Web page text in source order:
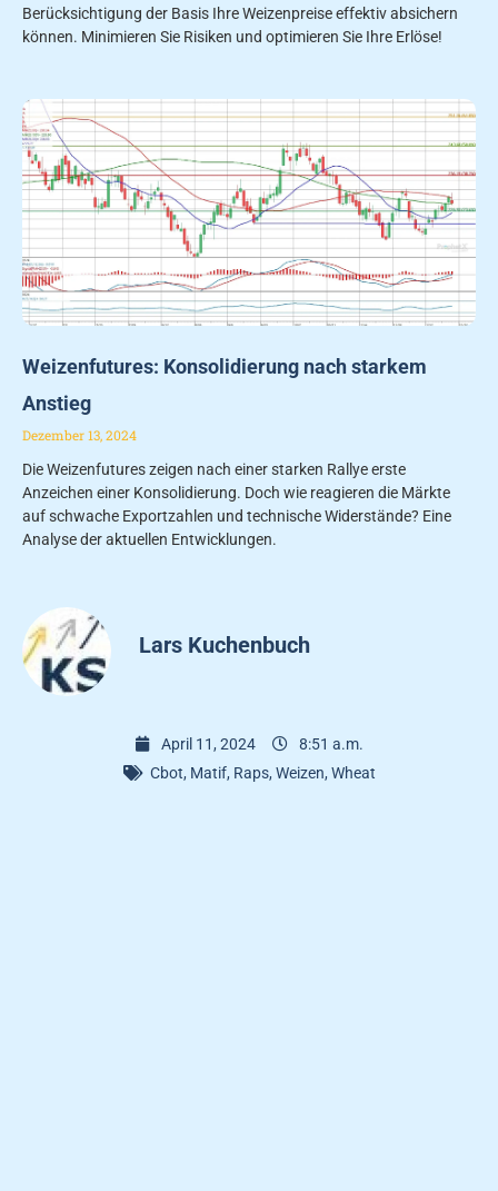
Berücksichtigung der Basis Ihre Weizenpreise effektiv absichern
können. Minimieren Sie Risiken und optimieren Sie Ihre Erlöse!
Weizenfutures: Konsolidierung nach starkem
Anstieg
Dezember 13, 2024
Die Weizenfutures zeigen nach einer starken Rallye erste
Anzeichen einer Konsolidierung. Doch wie reagieren die Märkte
auf schwache Exportzahlen und technische Widerstände? Eine
Analyse der aktuellen Entwicklungen.
Lars Kuchenbuch
April 11, 2024
8:51 a.m.
Cbot, Matif, Raps, Weizen, Wheat